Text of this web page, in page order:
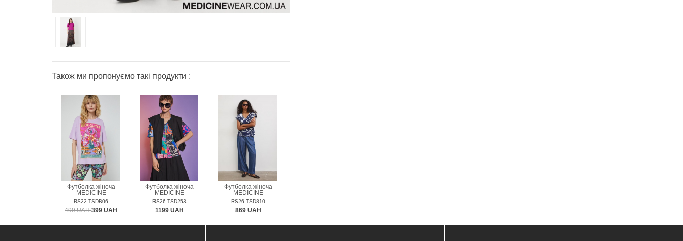
Також ми пропонуємо такі продукти :
Футболка жіноча
MEDICINE
RS22-TSDB06
499 UAH399 UAH
Футболка жіноча
MEDICINE
RS26-TSD253
1199 UAH
Футболка жіноча
MEDICINE
RS26-TSD810
869 UAH